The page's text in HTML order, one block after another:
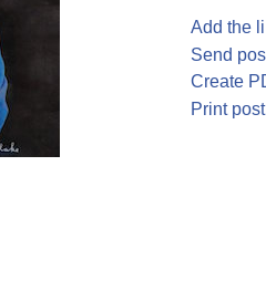
Add the
Send
Create
Print post